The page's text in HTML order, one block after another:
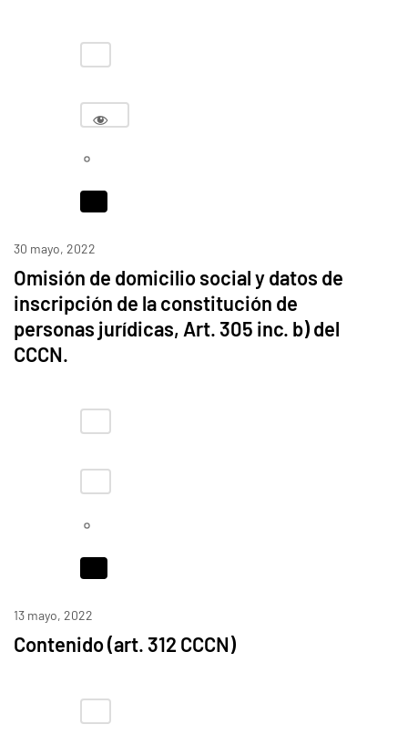
30 mayo, 2022
Omisión de domicilio social y datos de
inscripción de la constitución de
personas jurídicas, Art. 305 inc. b) del
CCCN.
13 mayo, 2022
Contenido (art. 312 CCCN)